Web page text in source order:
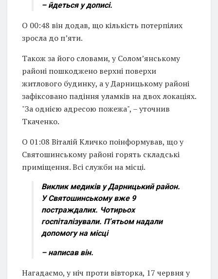
– йдеться у дописі.
О 00:48 він додав, що кількість потерпілих
зросла до пʼяти.
Також за його словами, у Соломʼянському
районі пошкоджено верхні поверхи
житлового будинку, а у Дарницькому районі
зафіксовано падіння уламків на двох локаціях.
"За однією адресою пожежа", – уточнив
Ткаченко.
О 01:08 Віталій Кличко поінформував, що у
Святошинському районі горять складські
приміщення. Всі служби на місці.
Виклик медиків у Дарницький район.
У Святошинському вже 9
постраждалих. Чотирьох
госпіталізували. Пʼятьом надали
допомогу на місці
– написав він.
Нагадаємо, у ніч проти вівторка, 17 червня у